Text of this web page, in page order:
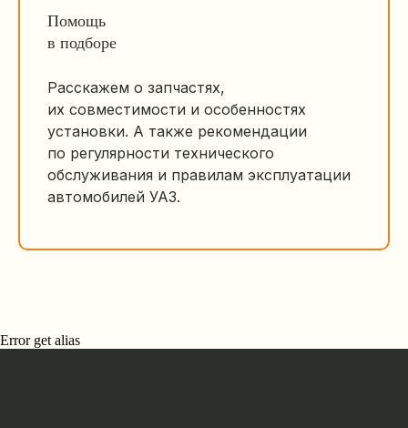
Помощь
в подборе
Расскажем о запчастях,
их совместимости и особенностях
установки. А также рекомендации
по регулярности технического
обслуживания и правилам эксплуатации
автомобилей УАЗ.
Error get alias